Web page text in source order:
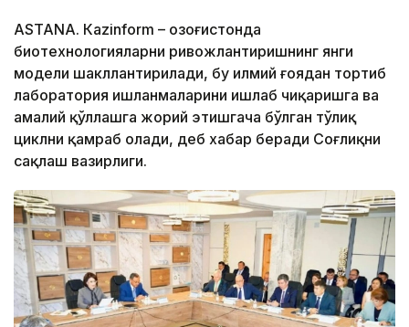
ASTANА. Кazinform – Қозоғистонда
биотехнологияларни ривожлантиришнинг янги
модели шакллантирилади, бу илмий ғоядан тортиб
лаборатория ишланмаларини ишлаб чиқаришга ва
амалий қўллашга жорий этишгача бўлган тўлиқ
циклни қамраб олади, деб хабар беради Соғлиқни
сақлаш вазирлиги.